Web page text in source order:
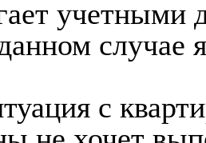
учетными
случае
с